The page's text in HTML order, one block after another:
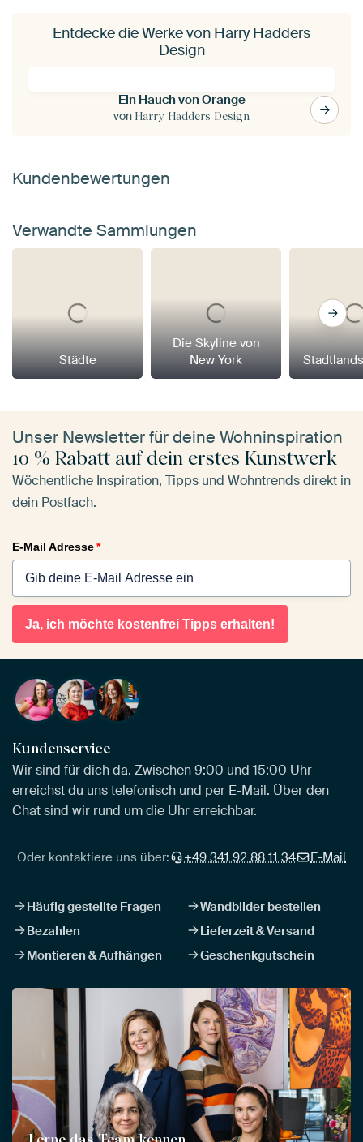
Entdecke die Werke von Harry Hadders
Design
Ein Hauch von Orange
von Harry Hadders Design
Kundenbewertungen
Verwandte Sammlungen
Städte
Die Skyline von
New York
Unser Newsletter für deine Wohninspiration
10 % Rabatt auf dein erstes Kunstwerk
Wöchentliche Inspiration, Tipps und Wohntrends direkt in
dein Postfach.
E-Mail Adresse*
Ja, ich möchte kostenfrei Tipps erhalten!
Kundenservice
Wir sind für dich da. Zwischen 9:00 und 15:00 Uhr
erreichst du uns telefonisch und per E-Mail. Über den
Chat sind wir rund um die Uhr erreichbar.
Oder kontaktiere uns über: +49 341 92 88 11 34 E-Mail
Häufig gestellte Fragen
Wandbilder bestellen
Bezahlen
Lieferzeit & Versand
Montieren & Aufhängen
Geschenkgutschein